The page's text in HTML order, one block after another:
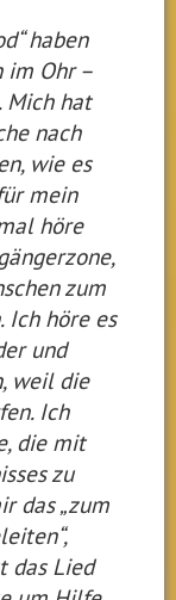
haben
Ohr –
Mich hat
nach
wie es
mein
höre
zum
Ich höre es
und
weil die
Ich
die mit
zu
das „zum
das Lied